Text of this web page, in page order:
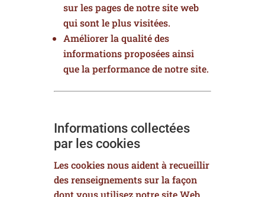
sur les pages de notre site web
qui sont le plus visitées.
Améliorer la qualité des
informations proposées ainsi
que la performance de notre site.
Informations collectées
par les cookies
Les cookies nous aident à recueillir
des renseignements sur la façon
dont vous utilisez notre site Web,